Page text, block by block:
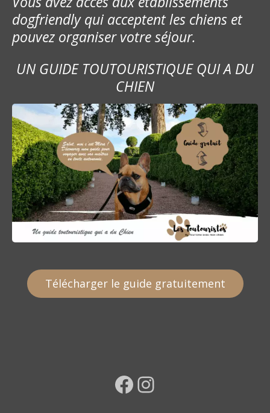
dogfriendly qui acceptent les chiens et
pouvez organiser votre séjour.
UN GUIDE TOUTOURISTIQUE QUI A DU
CHIEN
Télécharger le guide gratuitement
Facebook Instagram